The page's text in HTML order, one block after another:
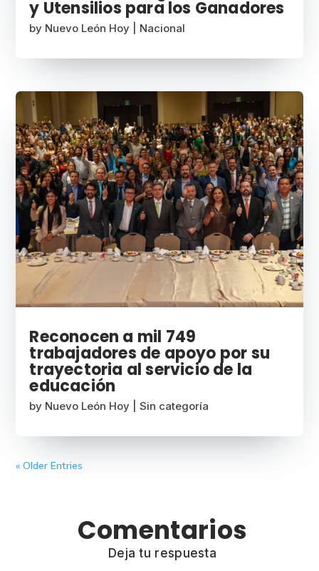
y Utensilios para los Ganadores
by Nuevo León Hoy Nacional
Reconocen a mil 749
trabajadores de apoyo por su
trayectoria al servicio de la
educación
by Nuevo León Hoy |Sin categoría
« Older Entries
Comentarios
Deja tu respuesta